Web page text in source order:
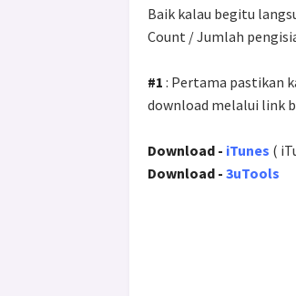
Baik kalau begitu
Count / Jumlah
#1 : Pertama pastikan
download melalui link
Download - iTunes (
Download - 3uTools